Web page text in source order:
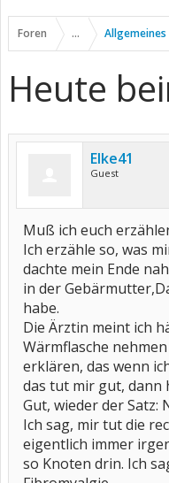
Foren ... Allgemeines
Heute
Elke41
Guest
Muß ich euch
Ich erzähle so, was
dachte mein Ende
in der
habe.
Die Ärztin meint ich
Wärmflasche
erklären, das wenn
das tut mir gut, dann
Gut, wieder der Satz:
Ich sag, mir tut die
eigentlich immer
so Knoten drin. Ich